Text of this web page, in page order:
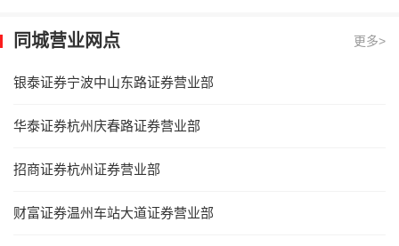
同城营业网点 更多>
银泰证券宁波中山东路证券营业部
华泰证券杭州庆春路证券营业部
招商证券杭州证券营业部
财富证券温州车站大道证券营业部